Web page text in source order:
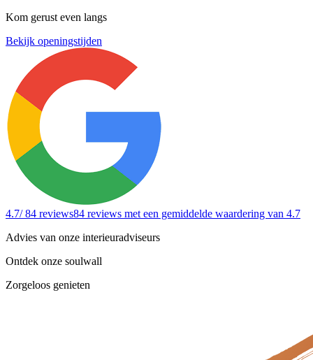
Kom gerust even langs
Bekijk openingstijden
4.7/ 84 reviews84 reviews met een gemiddelde waardering van 4.7
Advies van onze interieuradviseurs
Ontdek onze soulwall
Zorgeloos genieten